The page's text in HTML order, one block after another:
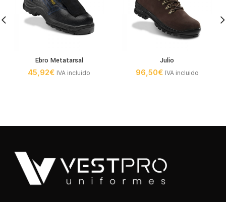
Ebro Metatarsal
45,92€ IVA incluido
Julio
96,50€ IVA incluido